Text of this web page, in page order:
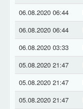
06.08.2020 06:44
06.08.2020 06:44
06.08.2020 03:33
05.08.2020 21:47
05.08.2020 21:47
05.08.2020 21:47